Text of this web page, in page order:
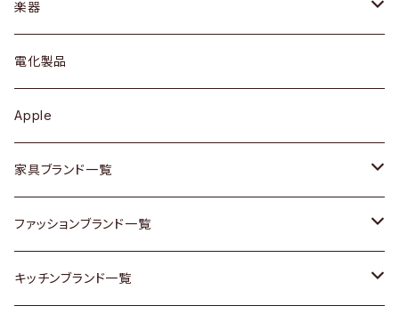
シェルフ
キュリオケース / 飾り棚
カップボード / 食器棚
チェスト
その他家具
Vintageヴィンテージ / Antiqueアンティーク
トップス
ワンピース
ボトムス
靴
スカーフ
腕時計
カトラリー
ケトル / ティーポット
鍋 / フライパン
Vintage / ヴィンテージ
銀製品
和物 / 作家物
dahon
楽器
ギター
ベース
その他楽器
電化製品
Apple
家具ブランド一覧
ACME Furniture / アクメ ファニチャー
ACTUS / アクタス
ファッションブランド一覧
agnes b / アニエス ベー
キッチンブランド一覧